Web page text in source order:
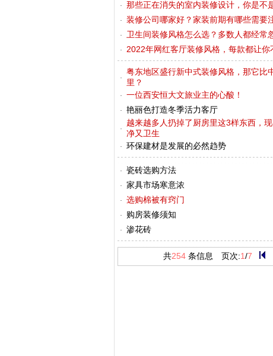
那些正在消失的室内装修设计，你是不
装修公司哪家好？家装前期有哪些需要
卫生间装修风格怎么选？多数人都经常
2022年网红客厅装修风格，每款都让你
粤东地区盛行新中式装修风格，那它比
里？
一位西安恒大文旅业主的心酸！
艳丽色打造冬季活力客厅
越来越多人扔掉了厨房里这3样东西，
净又卫生
环保建材是发展的必然趋势
瓷砖选购方法
家具市场寒意浓
选购棉被有窍门
购房装修须知
渗花砖
共254 条信息 页次:1/7